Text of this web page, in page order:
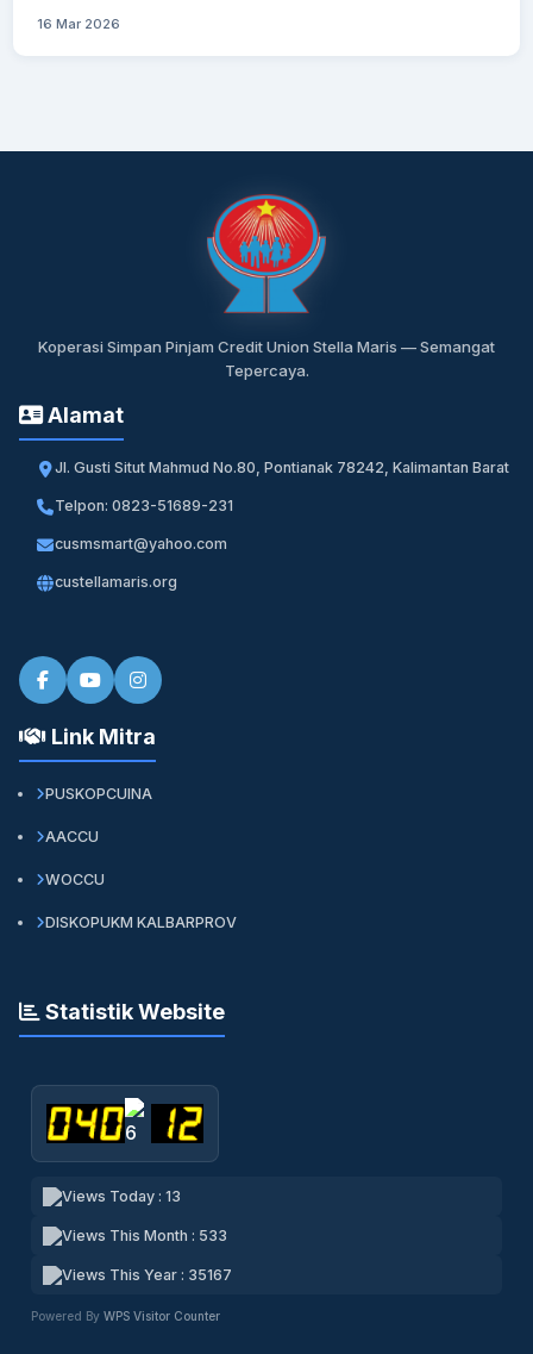
16 Mar 2026
Koperasi Simpan Pinjam Credit Union Stella Maris — Semangat
Tepercaya.
Alamat
Jl. Gusti Situt Mahmud No.80, Pontianak 78242, Kalimantan Barat
Telpon: 0823-51689-231
cusmsmart@yahoo.com
custellamaris.org
Link Mitra
PUSKOPCUINA
AACCU
WOCCU
DISKOPUKM KALBARPROV
Statistik Website
Views Today : 13
Views This Month : 533
Views This Year : 35167
Powered By WPS Visitor Counter